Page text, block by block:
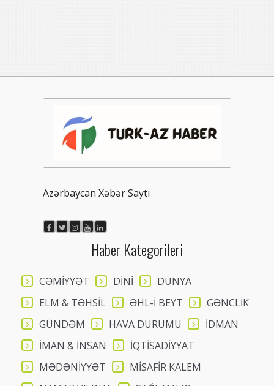
Azərbaycan Xəbər Saytı
Haber Kategorileri
CƏMİYYƏT DİNİ
DÜNYA
ELM & TƏHSİL
ƏHL-İ BEYT
GƏNCLİK
GÜNDƏM
HAVA DURUMU
İDMAN
İMAN & İNSAN
İQTİSADİYYAT
MƏDƏNİYYƏT
MİSAFİR KALEM